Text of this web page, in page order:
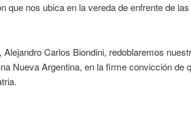
que nos ubica en la vereda de enfrente de las
Carlos Biondini, redoblaremos
Nueva Argentina, en la firme convicción de